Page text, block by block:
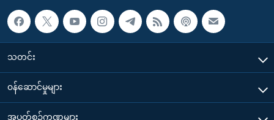
သတင်း
၀န်ဆောင်မှုများ
အပတ်စဉ်ကဏ္ဍများ